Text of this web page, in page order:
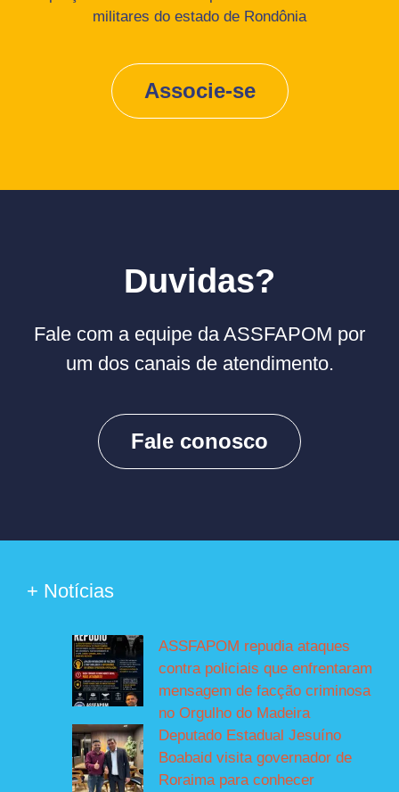
militares do estado de Rondônia
Associe-se
Duvidas?
Fale com a equipe da ASSFAPOM por
um dos canais de atendimento.
Fale conosco
+ Notícias
ASSFAPOM repudia ataques
contra policiais que enfrentaram
mensagem de facção criminosa
no Orgulho do Madeira
Deputado Estadual Jesuíno
Boabaid visita governador de
Roraima para conhecer